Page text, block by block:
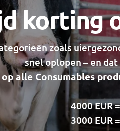
korting
zoals
snel oplopen – en
alle Consumables
4000 EUR
3000 EUR